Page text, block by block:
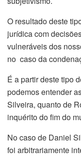
O resultado deste
jurídica com
vulneráveis dos
no caso da
É a partir deste tipo
podemos entender
Silveira, quanto de
inquérito do fim do
No caso de Daniel
foi arbitrariamente